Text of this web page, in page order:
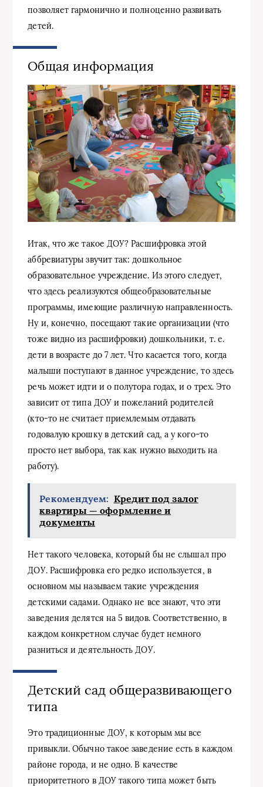
позволяет гармонично и полноценно развивать
детей.
Общая информация
Итак, что же такое ДОУ? Расшифровка этой
аббревиатуры звучит так: дошкольное
образовательное учреждение. Из этого следует,
что здесь реализуются общеобразовательные
программы, имеющие различную направленность.
Ну и, конечно, посещают такие организации (что
тоже видно из расшифровки) дошкольники, т. е.
дети в возрасте до 7 лет. Что касается того, когда
малыши поступают в данное учреждение, то здесь
речь может идти и о полутора годах, и о трех. Это
зависит от типа ДОУ и пожеланий родителей
(кто-то не считает приемлемым отдавать
годовалую крошку в детский сад, а у кого-то
просто нет выбора, так как нужно выходить на
работу).
Рекомендуем: Кредит под залог
квартиры — оформление и
документы
Нет такого человека, который бы не слышал про
ДОУ. Расшифровка его редко используется, в
основном мы называем такие учреждения
детскими садами. Однако не все знают, что эти
заведения делятся на 5 видов. Соответственно, в
каждом конкретном случае будет немного
разниться и деятельность ДОУ.
Детский сад общеразвивающего
типа
Это традиционные ДОУ, к которым мы все
привыкли. Обычно такое заведение есть в каждом
районе города, и не одно. В качестве
приоритетного в ДОУ такого типа может быть